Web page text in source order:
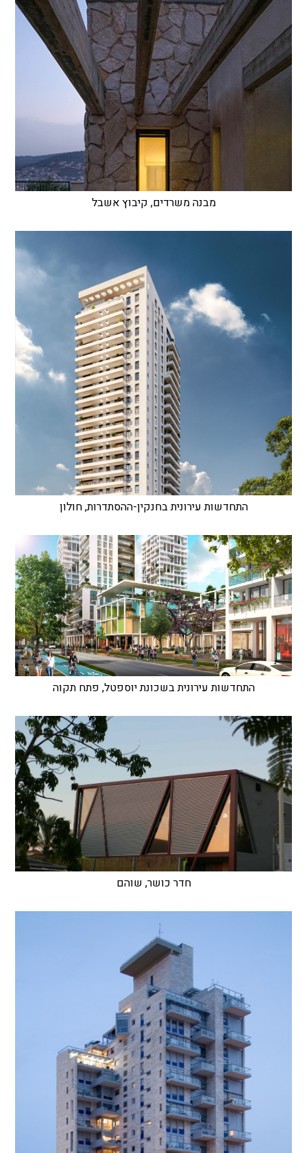
מבנה משרדים, קיבוץ אשבל
התחדשות עירונית בחנקין-ההסתדרות, חולון
התחדשות עירונית בשכונת יוספטל, פתח תקוה
חדר כושר, שוהם